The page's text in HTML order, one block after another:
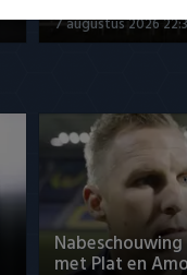
7 augustus 2026
met Plat en